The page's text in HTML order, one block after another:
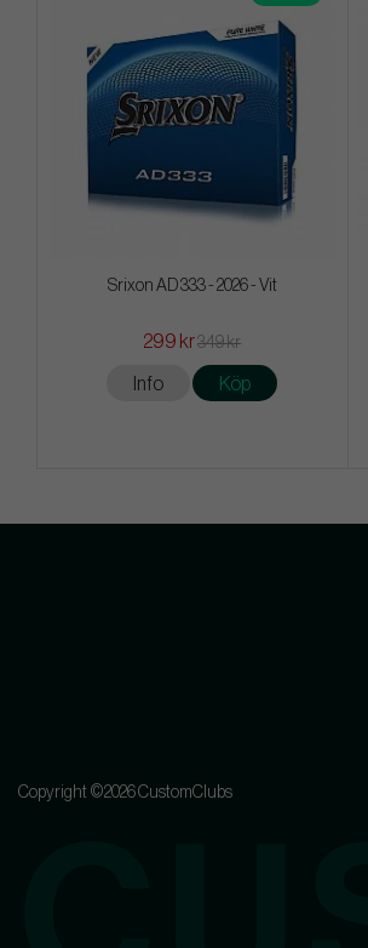
Srixon AD 333 - 2026 - Vit
299 kr349 kr
Info Köp
Copyright ©2026 CustomClubs